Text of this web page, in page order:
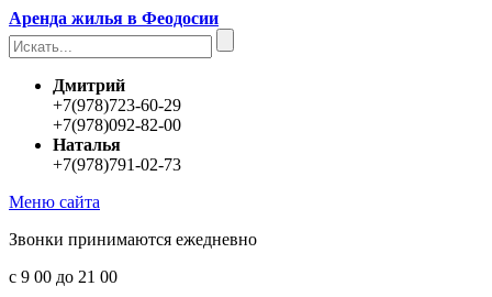
Аренда жилья в Феодосии
Дмитрий
+7(978)723-60-29
+7(978)092-82-00
Наталья
+7(978)791-02-73
Меню сайта
Звонки принимаются ежедневно
с 9 00 до 21 00